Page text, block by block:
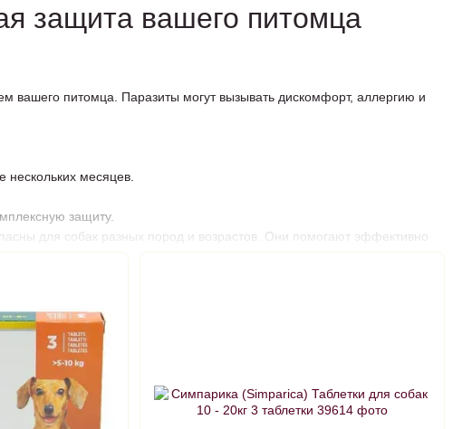
защита вашего питомца
вашего питомца. Паразиты могут вызывать дискомфорт, аллергию и
месяцев.
защиту.
для собак разных пород и возрастов. Они помогают эффективно
надежную защиту и спокойствие каждый день.